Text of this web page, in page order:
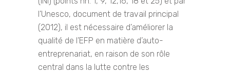
l’Unesco, document de travail principal
(2012), il est nécessaire d’améliorer la
qualité de l’EFP en matière d’auto-
entreprenariat, en raison de son rôle
central dans la lutte contre les